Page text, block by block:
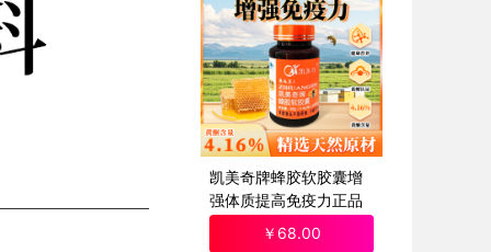
凯美奇牌蜂胶软胶囊增
强体质提高免疫力正品
￥ 68.00